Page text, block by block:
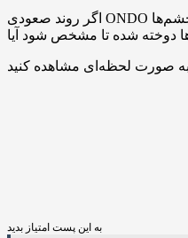
اگر روند صعودی ONDO ادامه یابد، اهداف بعدی در بازه ۱.۱ تا ۱.۱۷ دلار قرار دارند. در مقابل، از دست رفتن سطح ۰.۸۴ دلار می‌تواند یک روند نزولی تا ۰.۷۱تا ۰.۶۷ دلار را به همراه داشته باشد. حالا چشم‌ها
به این پست امتیاز بدید